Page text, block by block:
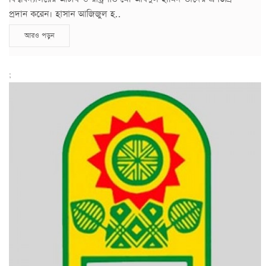
প্রদান করেন। হাসান আজিজুল হ..
আরও পড়ুন
;